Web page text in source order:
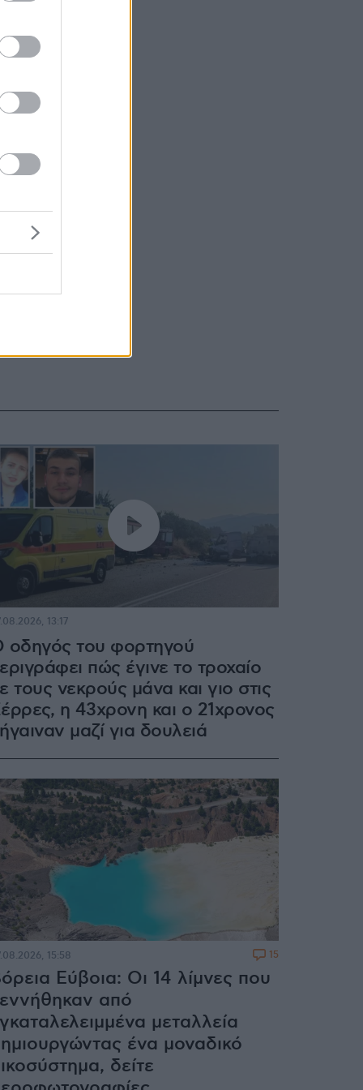
οδηγός του φορτηγού
πώς έγινε το τροχαίο
τους νεκρούς μάνα και γιο στις
η 43χρονη και ο 21χρονος
μαζί για δουλειά
13:17
Εύβοια: Οι 14 λίμνες που
από
μεταλλεία
ένα μοναδικό
δείτε
15:58 15